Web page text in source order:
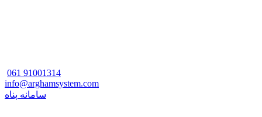
061 91001314
info@arghamsystem.com
سامانه پناه